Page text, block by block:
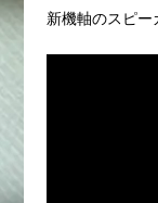
新機軸のスピー